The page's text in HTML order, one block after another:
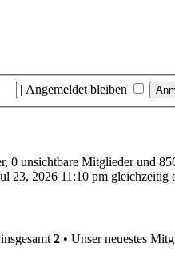
| Angemeldet bleiben
0 unsichtbare Mitglieder und
23, 2026 11:10 pm gleichzeitig
2 • Unser neuestes